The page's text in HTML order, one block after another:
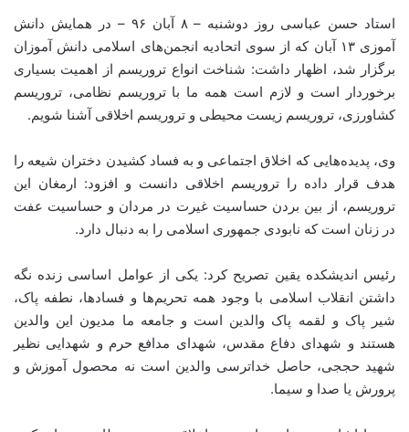
استاد حسن عباسی روز دوشنبه – ۸ آبان ۹۶ – در همایش دانش
آموزی ۱۳ آبان که از سوی اتحادیه انجمن‌های اسلامی دانش آموزان
برگزار شد، اظهار داشت: شناخت انواع تروریسم از اهمیت بسیاری
برخوردار است و لازم است همه ما با تروریسم نظامی، تروریسم
کشاورزی، تروریسم زیست محیطی و تروریسم اخلاقی آشنا شویم.
وی، پدیده‌هایی که اخلاق اجتماعی و به فساد کشیدن دختران شیعه را
هدف قرار داده را تروریسم اخلاقی دانست و افزود: ارمغان این
تروریسم، از بین بردن حساسیت غیرت در مردان و حساسیت عفت
در زنان است که نابودی جمهوری اسلامی را به دنبال دارد.
رئیس اندیشکده یقین تصریح کرد: یکی از عوامل اساسی زنده نگه
داشتن انقلاب اسلامی با وجود همه تحریم‌ها و فسادها، نطفه پاک،
شیر پاک و لقمه پاک والدین است و جامعه ما مدیون این والدین
هستند و شهدای دفاع مقدس، شهدای مدافع حرم و شهدایی نظیر
شهید حججی، حاصل خداترسی والدین است نه محصول آموزش و
پرورش یا صدا و سیما.